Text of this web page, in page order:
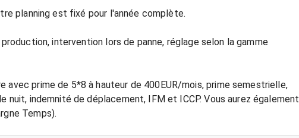
planning est fixé pour l'année complète.
intervention lors de panne, réglage selon la gamme
avec prime de 5*8 à hauteur de 400EUR/mois, prime semestrielle,
nuit, indemnité de déplacement, IFM et ICCP. Vous aurez également
Temps).